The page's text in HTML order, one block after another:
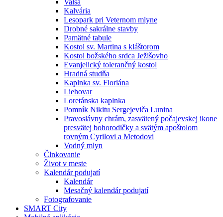
Valša
Kalvária
Lesopark pri Veternom mlyne
Drobné sakrálne stavby
Pamätné tabule
Kostol sv. Martina s kláštorom
Kostol božského srdca Ježišovho
Evanjelický tolerančný kostol
Hradná studňa
Kaplnka sv. Floriána
Liehovar
Loretánska kaplnka
Pomník Nikitu Sergejeviča Lunina
Pravoslávny chrám, zasvätený počajevskej ikone
presvätej bohorodičky a svätým apoštolom
rovným Cyrilovi a Metodovi
Vodný mlyn
Člnkovanie
Život v meste
Kalendár podujatí
Kalendár
Mesačný kalendár podujatí
Fotografovanie
SMART City